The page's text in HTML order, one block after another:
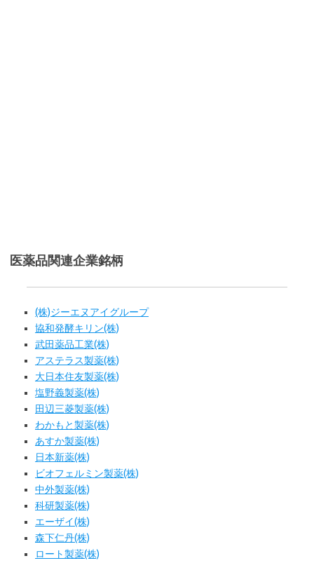
医薬品関連企業銘柄
(株)ジーエヌアイグループ
協和発酵キリン(株)
武田薬品工業(株)
アステラス製薬(株)
大日本住友製薬(株)
塩野義製薬(株)
田辺三菱製薬(株)
わかもと製薬(株)
あすか製薬(株)
日本新薬(株)
ビオフェルミン製薬(株)
中外製薬(株)
科研製薬(株)
エーザイ(株)
森下仁丹(株)
ロート製薬(株)